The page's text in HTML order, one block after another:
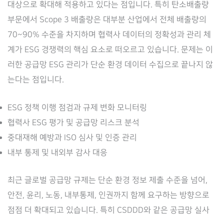
대상으로 확대해 적용하고 있다는 점입니다. 특히 탄소배출량
부문에서 Scope 3 배출량은 대부분 산업에서 전체 배출량의
70~90% 수준을 차지하며 협력사 데이터의 정확성과 관리 체
계가 ESG 경쟁력의 핵심 요소로 떠오르고 있습니다. 문제는 이
러한 공급망 ESG 관리가 단순 환경 데이터 수집으로 끝나지 않
는다는 점입니다.
ESG 정책 이행 점검과 규제 변화 모니터링
협력사 ESG 평가 및 공급망 리스크 분석
중대재해 예방과 ISO 심사 및 인증 관리
내부 통제 및 내외부 감사 대응
최근 글로벌 공급망 규제는 단순 환경 정보 제출 수준을 넘어,
안전, 윤리, 노동, 내부통제, 인권까지 함께 요구하는 방향으로
점점 더 확대되고 있습니다. 특히 CSDDD와 같은 공급망 실사